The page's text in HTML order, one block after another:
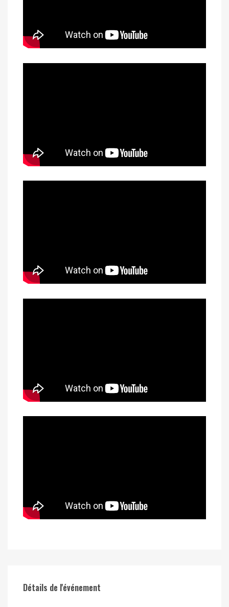
Détails de l'événement